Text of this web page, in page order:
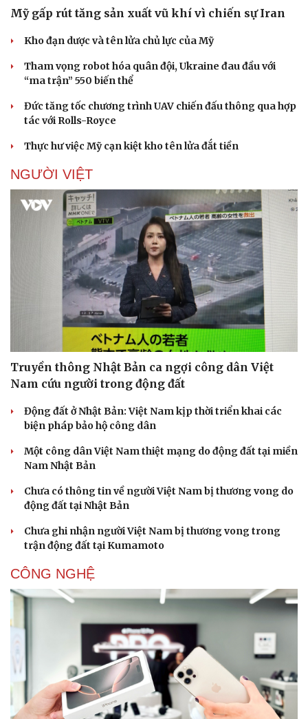
Doanh nghiệp
Thông tin doanh nghiệp
Doanh nhân
Vì cộng đồng
Công nghệ
Trải nghiệm
Mỹ gấp rút tăng sản xuất vũ khí vì chiến sự Iran
Kho đạn dược và tên lửa chủ lực của Mỹ
Tham vọng robot hóa quân đội, Ukraine đau đầu với
“ma trận” 550 biến thể
Đức tăng tốc chương trình UAV chiến đấu thông qua hợp
tác với Rolls-Royce
Thực hư việc Mỹ cạn kiệt kho tên lửa đắt tiền
NGƯỜI VIỆT
Truyền thông Nhật Bản ca ngợi công dân Việt
Nam cứu người trong động đất
Động đất ở Nhật Bản: Việt Nam kịp thời triển khai các
biện pháp bảo hộ công dân
Một công dân Việt Nam thiệt mạng do động đất tại miền
Nam Nhật Bản
Chưa có thông tin về người Việt Nam bị thương vong do
động đất tại Nhật Bản
Chưa ghi nhận người Việt Nam bị thương vong trong
trận động đất tại Kumamoto
CÔNG NGHỆ